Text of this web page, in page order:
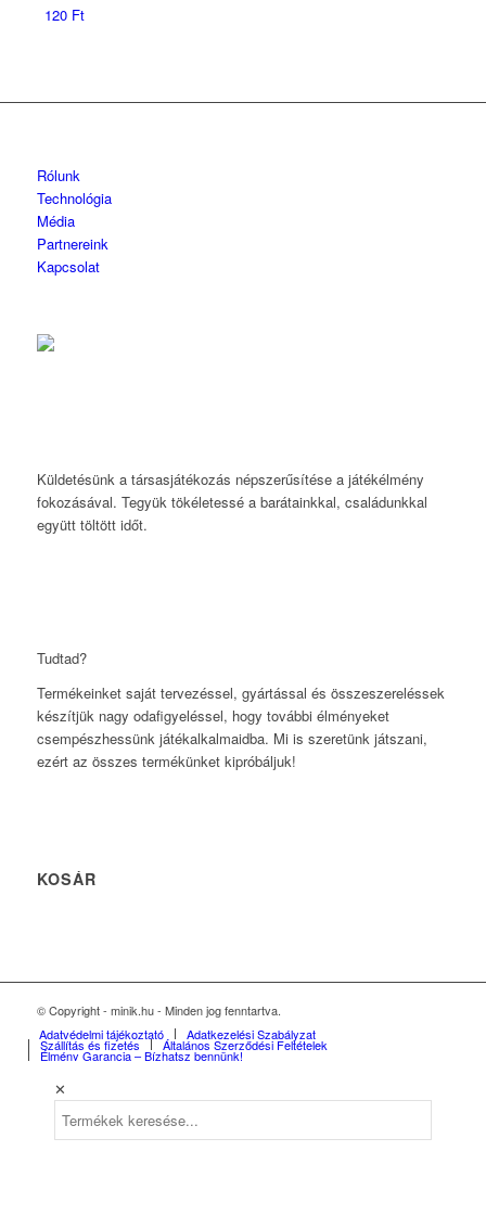
120 Ft
Rólunk
Technológia
Média
Partnereink
Kapcsolat
Küldetésünk a társasjátékozás népszerűsítése a játékélmény
fokozásával. Tegyük tökéletessé a barátainkkal, családunkkal
együtt töltött időt.
Tudtad?
Termékeinket saját tervezéssel, gyártással és összeszereléssek
készítjük nagy odafigyeléssel, hogy további élményeket
csempészhessünk játékalkalmaidba. Mi is szeretünk játszani,
ezért az összes termékünket kipróbáljuk!
KOSÁR
© Copyright - minik.hu - Minden jog fenntartva.
Adatvédelmi tájékoztató
Adatkezelési Szabályzat
Szállítás és fizetés Általános Szerződési Feltételek
Élmény Garancia – Bízhatsz bennünk!
✕